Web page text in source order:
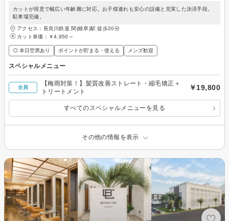
カットが得意で幅広い年齢層に対応。お子様連れも安心の設備と充実した決済手段。
駐車場完備。
アクセス：長良川鉄道 関(岐阜)駅 徒歩20分
カット単価： ￥4,950～
◎ 本日空席あり ポイントが貯まる・使える メンズ歓迎
スペシャルメニュー
全員
【梅雨対策！】髪質改善ストレート・縮毛矯正＋
トリートメント
￥19,800
すべてのスペシャルメニューを見る
その他の情報を表示